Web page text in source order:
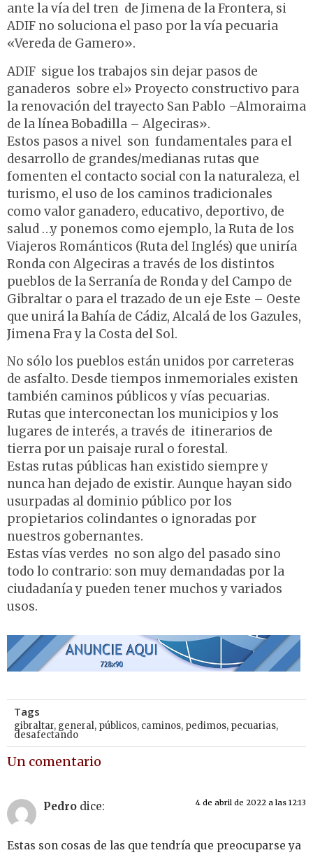
ante la vía del tren de Jimena de la Frontera, si
ADIF no soluciona el paso por la vía pecuaria
«Vereda de Gamero».
ADIF sigue los trabajos sin dejar pasos de
ganaderos sobre el» Proyecto constructivo para
la renovación del trayecto San Pablo –Almoraima
de la línea Bobadilla – Algeciras».
Estos pasos a nivel son fundamentales para el
desarrollo de grandes/medianas rutas que
fomenten el contacto social con la naturaleza, el
turismo, el uso de los caminos tradicionales
como valor ganadero, educativo, deportivo, de
salud …y ponemos como ejemplo, la Ruta de los
Viajeros Románticos (Ruta del Inglés) que uniría
Ronda con Algeciras a través de los distintos
pueblos de la Serranía de Ronda y del Campo de
Gibraltar o para el trazado de un eje Este – Oeste
que unirá la Bahía de Cádiz, Alcalá de los Gazules,
Jimena Fra y la Costa del Sol.
No sólo los pueblos están unidos por carreteras
de asfalto. Desde tiempos inmemoriales existen
también caminos públicos y vías pecuarias.
Rutas que interconectan los municipios y los
lugares de interés, a través de itinerarios de
tierra por un paisaje rural o forestal.
Estas rutas públicas han existido siempre y
nunca han dejado de existir. Aunque hayan sido
usurpadas al dominio público por los
propietarios colindantes o ignoradas por
nuestros gobernantes.
Estas vías verdes no son algo del pasado sino
todo lo contrario: son muy demandadas por la
ciudadanía y pueden tener muchos y variados
usos.
Tags
gibraltar, general, públicos, caminos, pedimos, pecuarias,
desafectando
Un comentario
Pedro dice: 4 de abril de 2022 a las 12:13
Estas son cosas de las que tendría que preocuparse ya